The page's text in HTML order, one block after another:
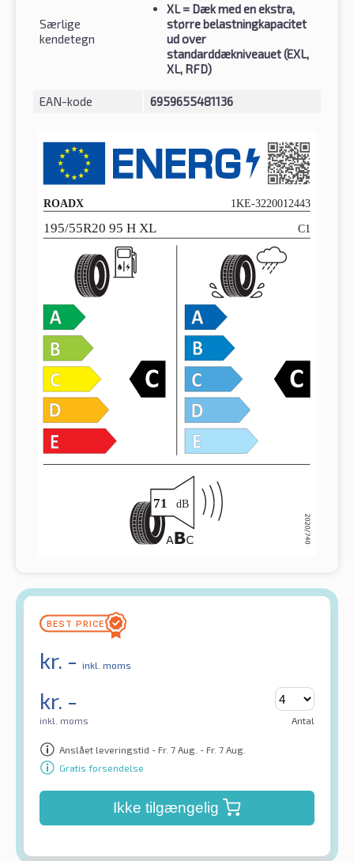
Særlige
kendetegn
XL= Dæk med en ekstra,
større belastningkapacitet
ud over
standarddækniveauet (EXL,
XL, RFD)
EAN-kode 6959655481136
kr. - inkl. moms
kr. -
inkl. moms Antal
Anslået leveringstid - Fr. 7 Aug. - Fr. 7 Aug.
Gratis forsendelse
Ikke tilgængelig